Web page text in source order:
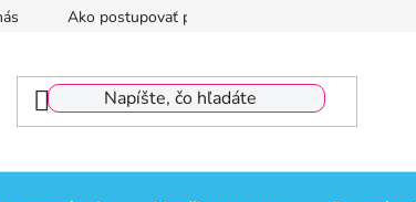
Ako postupovať pri reklamácii